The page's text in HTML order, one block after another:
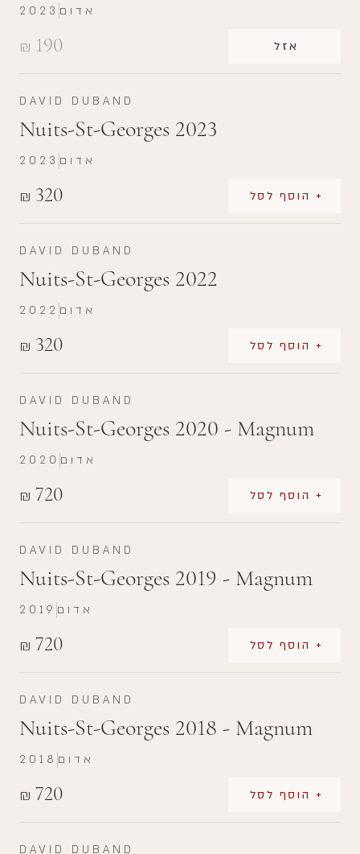
₪ 190 אזל
2023 אדום
DAVID DUBAND
Nuits-St-Georges 2023
₪ 320 + הוסף לסל
2023 אדום
DAVID DUBAND
Nuits-St-Georges 2022
₪ 320 + הוסף לסל
2022 אדום
DAVID DUBAND
Nuits-St-Georges 2020 - Magnum
₪ 720 + הוסף לסל
2020 אדום
DAVID DUBAND
Nuits-St-Georges 2019 - Magnum
₪ 720 + הוסף לסל
2019 אדום
DAVID DUBAND
Nuits-St-Georges 2018 - Magnum
₪ 720 + הוסף לסל
2018 אדום
DAVID DUBAND